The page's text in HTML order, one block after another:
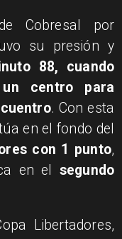
Cobresal por
su presión y
88, cuando
un centro para
. Con esta
en el fondo del
con 1 punto,
en el segundo
Libertadores,